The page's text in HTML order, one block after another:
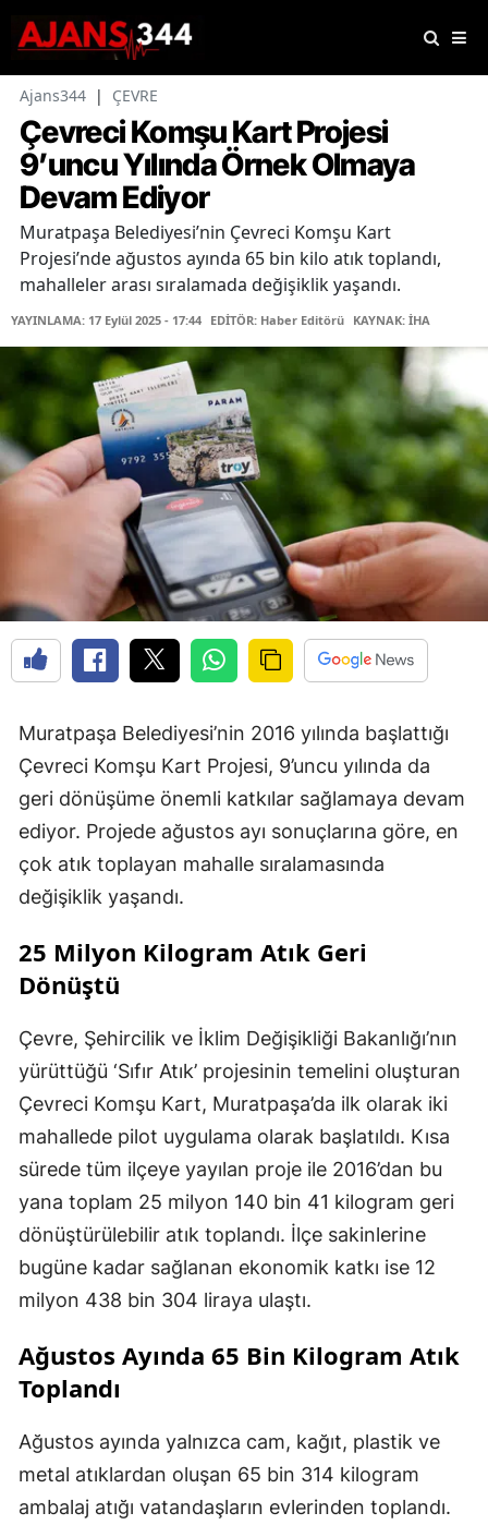
Ajans344 | ÇEVRE
Çevreci Komşu Kart Projesi
9’uncu Yılında Örnek Olmaya
Devam Ediyor
Muratpaşa Belediyesi’nin Çevreci Komşu Kart
Projesi’nde ağustos ayında 65 bin kilo atık toplandı,
mahalleler arası sıralamada değişiklik yaşandı.
YAYINLAMA: 17 Eylül 2025 - 17:44 EDİTÖR: Haber Editörü KAYNAK: İHA
Muratpaşa Belediyesi’nin 2016 yılında başlattığı
Çevreci Komşu Kart Projesi, 9’uncu yılında da
geri dönüşüme önemli katkılar sağlamaya devam
ediyor. Projede ağustos ayı sonuçlarına göre, en
çok atık toplayan mahalle sıralamasında
değişiklik yaşandı.
25 Milyon Kilogram Atık Geri
Dönüştü
Çevre, Şehircilik ve İklim Değişikliği Bakanlığı’nın
yürüttüğü ‘Sıfır Atık’ projesinin temelini oluşturan
Çevreci Komşu Kart, Muratpaşa’da ilk olarak iki
mahallede pilot uygulama olarak başlatıldı. Kısa
sürede tüm ilçeye yayılan proje ile 2016’dan bu
yana toplam 25 milyon 140 bin 41 kilogram geri
dönüştürülebilir atık toplandı. İlçe sakinlerine
bugüne kadar sağlanan ekonomik katkı ise 12
milyon 438 bin 304 liraya ulaştı.
Ağustos Ayında 65 Bin Kilogram Atık
Toplandı
Ağustos ayında yalnızca cam, kağıt, plastik ve
metal atıklardan oluşan 65 bin 314 kilogram
ambalaj atığı vatandaşların evlerinden toplandı.